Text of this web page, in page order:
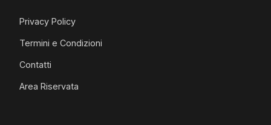
Privacy Policy
Termini e Condizioni
Contatti
Area Riservata